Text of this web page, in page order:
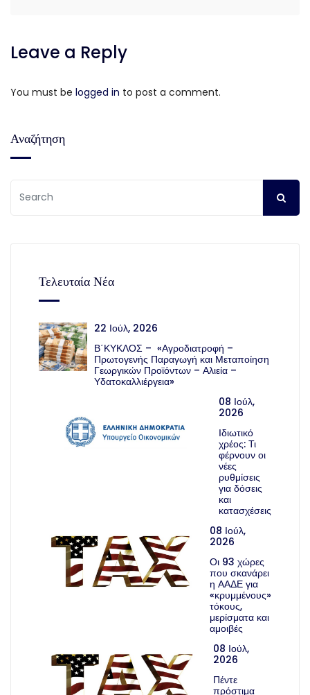
Leave a Reply
You must be logged in to post a comment.
Αναζήτηση
Τελευταία Νέα
22 Ιούλ, 2026
Β΄ΚΥΚΛΟΣ – «Αγροδιατροφή –
Πρωτογενής Παραγωγή και Μεταποίηση
Γεωργικών Προϊόντων – Αλιεία –
Υδατοκαλλιέργεια»
08 Ιούλ,
2026
Ιδιωτικό
χρέος: Τι
φέρνουν οι
νέες
ρυθμίσεις
για δόσεις
και
κατασχέσεις
08 Ιούλ,
2026
Οι 93 χώρες
που σκανάρει
η ΑΑΔΕ για
«κρυμμένους»
τόκους,
μερίσματα και
αμοιβές
08 Ιούλ,
2026
Πέντε
πρόστιμα